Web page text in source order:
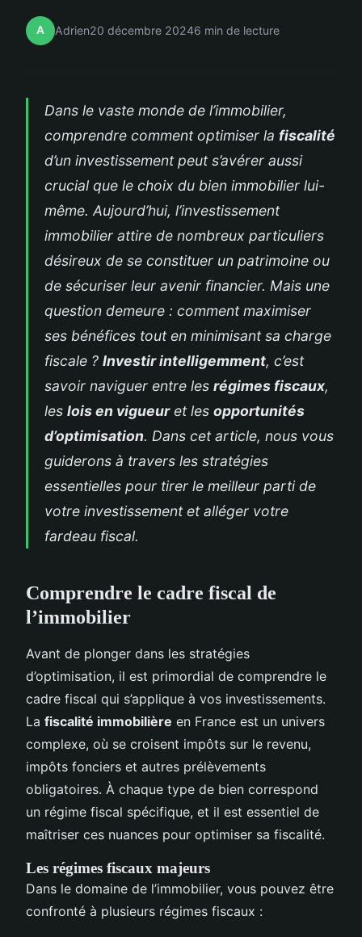
A Adrien20 décembre 20246 min de lecture
Dans le vaste monde de l’immobilier,
comprendre comment optimiser la fiscalité
d’un investissement peut s’avérer aussi
crucial que le choix du bien immobilier lui-
même. Aujourd’hui, l’investissement
immobilier attire de nombreux particuliers
désireux de se constituer un patrimoine ou
de sécuriser leur avenir financier. Mais une
question demeure : comment maximiser
ses bénéfices tout en minimisant sa charge
fiscale ? Investir intelligemment, c’est
savoir naviguer entre les régimes fiscaux,
les lois en vigueuret les opportunités
d’optimisation. Dans cet article, nous vous
guiderons à travers les stratégies
essentielles pour tirer le meilleur parti de
votre investissement et alléger votre
fardeau fiscal.
Comprendre le cadre fiscal de
l’immobilier
Avant de plonger dans les stratégies
d’optimisation, il est primordial de comprendre le
cadre fiscal qui s’applique à vos investissements.
La fiscalité immobilière en France est un univers
complexe, où se croisent impôts sur le revenu,
impôts fonciers et autres prélèvements
obligatoires. À chaque type de bien correspond
un régime fiscal spécifique, et il est essentiel de
maîtriser ces nuances pour optimiser sa fiscalité.
Les régimes fiscaux majeurs
Dans le domaine de l’immobilier, vous pouvez être
confronté à plusieurs régimes fiscaux :